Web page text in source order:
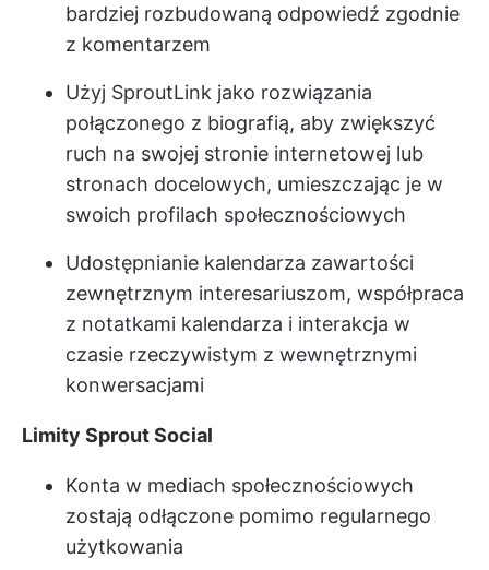
bardziej rozbudowaną odpowiedź zgodnie
z komentarzem
Użyj SproutLink jako rozwiązania
połączonego z biografią, aby zwiększyć
ruch na swojej stronie internetowej lub
stronach docelowych, umieszczając je w
swoich profilach społecznościowych
Udostępnianie kalendarza zawartości
zewnętrznym interesariuszom, współpraca
z notatkami kalendarza i interakcja w
czasie rzeczywistym z wewnętrznymi
konwersacjami
Limity Sprout Social
Konta w mediach społecznościowych
zostają odłączone pomimo regularnego
użytkowania